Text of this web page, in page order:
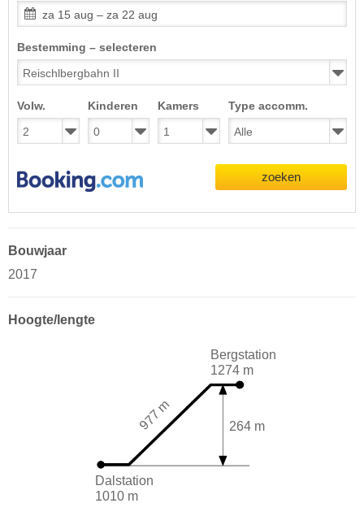
za 15 aug – za 22 aug
Bestemming – selecteren
Volw. Kinderen Kamers Type accomm.
zoeken
Bouwjaar
2017
Hoogte/lengte
Dalstation
1010 m
Bergstation
1274 m
264 m
977 m